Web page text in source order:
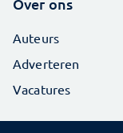
Over ons
Auteurs
Adverteren
Vacatures